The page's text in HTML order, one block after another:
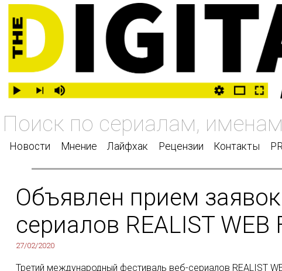
Новости Мнение Лайфхак Рецензии Контакты
Объявлен прием
сериалов REALIST WEB
27/02/2020
Третий международный фестиваль веб-сериалов REALIST